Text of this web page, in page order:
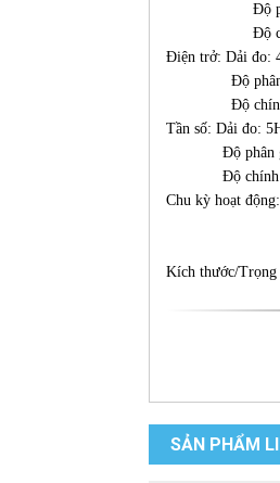
Độ phân
Độ chính
Điện trở: Dải đo:
Độ phân
Độ chính xác
Tần số: Dải đo:
Độ phân
Độ chính xác
Chu kỳ hoạt
Độ
Độ chính
Kích thước/
SẢN PHẨM